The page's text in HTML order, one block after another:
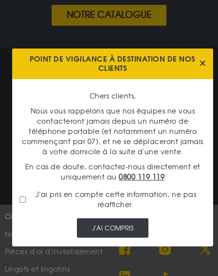
NOTRE CATALOGUE
Mentions légales
CGV Gardienor
Cookies
Charte données personnelles
Conditions générales de vente
Conditions générales d'achat
Conditions générales d'utilisation
OR
Nouveautés
Pièces d'or d'investissement
Lingots et lingotins
PLUS D'INFOS
Suivez-nous
POINT DE VIGILANCE À DESTINATION DE NOS
CLIENTS
Chers clients,
Nous vous rappelons que nos équipes ne vous
contacteront jamais depuis un numéro de
téléphone portable (et notamment un numéro
commençant par 07), et ne se déplaceront jamais
à votre domicile à la suite d'une vente.
En cas de doute, contactez-nous directement et
uniquement au 0800 119 119
J'ai pris en compte cette information, ne pas
réafficher.
J'AI COMPRIS